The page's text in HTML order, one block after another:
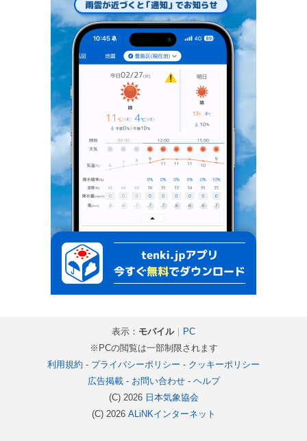
表示： モバイル｜ PC
※PCの閲覧は一部制限されます
利用規約 - プライバシーポリシー - クッキーポリシー
広告掲載- お問い合わせ- ヘルプ
(C) 2026 日本気象協会
(C) 2026 ALiNKインターネット